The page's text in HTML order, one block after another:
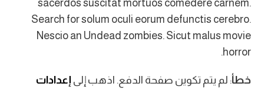
sacerdos suscitat mortuos comedere carnem.
Search for solum oculi eorum defunctis cerebro.
Nescio an Undead zombies. Sicut malus movie
horror.
خطأ: لم يتم تكوين صفحة الدفع. اذهب إلى إعدادات